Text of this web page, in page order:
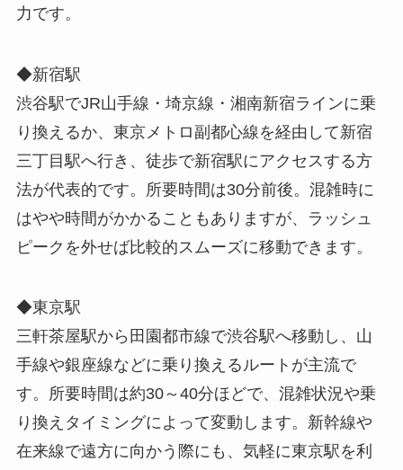
力です。
◆新宿駅
渋谷駅でJR山手線・埼京線・湘南新宿ラインに乗
り換えるか、東京メトロ副都心線を経由して新宿
三丁目駅へ行き、徒歩で新宿駅にアクセスする方
法が代表的です。所要時間は30分前後。混雑時に
はやや時間がかかることもありますが、ラッシュ
ピークを外せば比較的スムーズに移動できます。
◆東京駅
三軒茶屋駅から田園都市線で渋谷駅へ移動し、山
手線や銀座線などに乗り換えるルートが主流で
す。所要時間は約30～40分ほどで、混雑状況や乗
り換えタイミングによって変動します。新幹線や
在来線で遠方に向かう際にも、気軽に東京駅を利